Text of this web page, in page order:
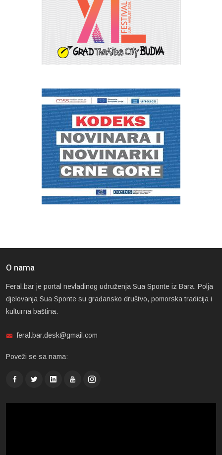
O nama
Feral.bar je portal nevladinog udruženja Sua Sponte iz Bara. Polja
djelovanja Sua Sponte su građansko društvo, pomorska tradicija i
kulturna baština.
feral.bar.desk@gmail.com
Poveži se sa nama: